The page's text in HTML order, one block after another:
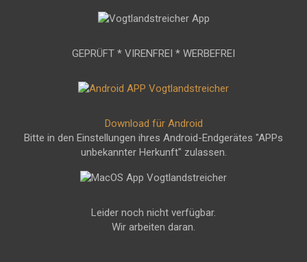
GEPRÜFT * VIRENFREI * WERBEFREI
Download für Android
Bitte in den Einstellungen ihres Android-Endgerätes "APPs
unbekannter Herkunft" zulassen.
Leider noch nicht verfügbar.
Wir arbeiten daran.